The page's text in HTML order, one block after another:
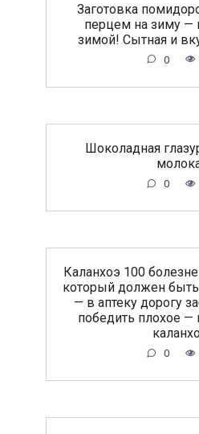
Заготовка
перцем на зиму —
зимой! Сытная и
0
Шоколадная
0
Каланхоэ 100
который должен
— в аптеку дорогу
победить плохое
0